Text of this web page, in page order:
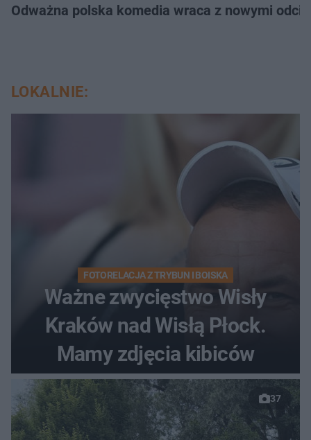
Odważna polska komedia wraca z nowymi
LOKALNIE:
FOTORELACJA Z TRYBUN I BOISKA
Ważne zwycięstwo Wisły
Kraków nad Wisłą Płock.
Mamy zdjęcia kibiców
37